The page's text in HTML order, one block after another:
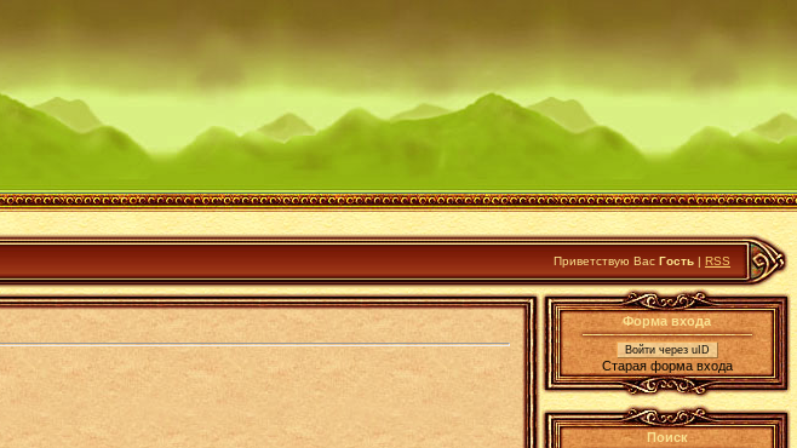
Приветствую Вас Гость | RSS
Форма входа
Войти через uID
Старая форма входа
Поиск